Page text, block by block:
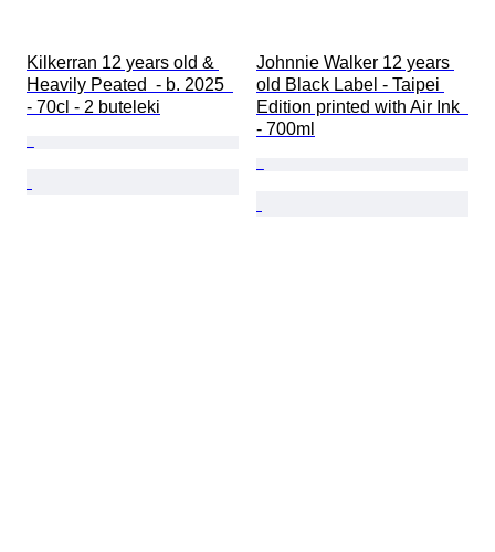
Kilkerran 12 years old &
Heavily Peated  - b. 2025
- 70cl - 2 buteleki
Johnnie Walker 12 years
old Black Label - Taipei
Edition printed with Air Ink
- 700ml